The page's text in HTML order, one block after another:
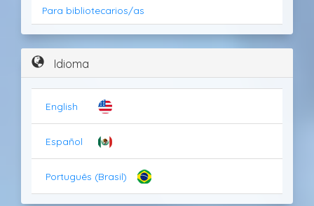
Para bibliotecarios/as
Idioma
English
Español
Português (Brasil)